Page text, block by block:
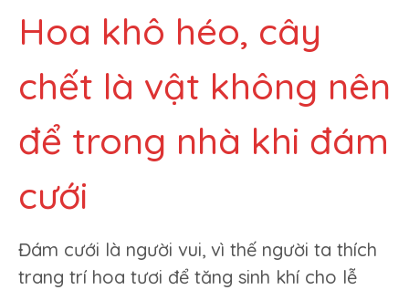
Hoa khô héo, cây
chết là vật không nên
để trong nhà khi đám
cưới
Đám cưới là người vui, vì thế người ta thích
trang trí hoa tươi để tăng sinh khí cho lễ